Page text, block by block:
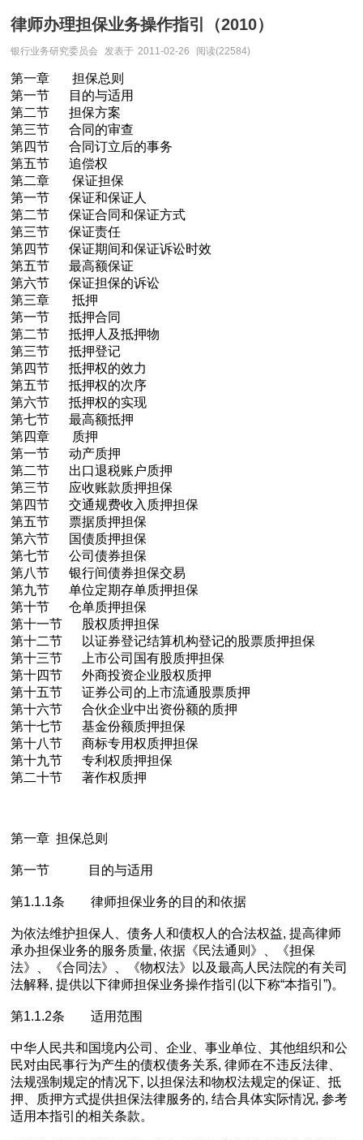
律师办理担保业务操作指引（2010）
银行业务研究委员会 发表于 2011-02-26 阅读(22584)
第一章 担保总则
第一节 目的与适用
第二节 担保方案
第三节 合同的审查
第四节 合同订立后的事务
第五节 追偿权
第二章 保证担保
第一节 保证和保证人
第二节 保证合同和保证方式
第三节 保证责任
第四节 保证期间和保证诉讼时效
第五节 最高额保证
第六节 保证担保的诉讼
第三章 抵押
第一节 抵押合同
第二节 抵押人及抵押物
第三节 抵押登记
第四节 抵押权的效力
第五节 抵押权的次序
第六节 抵押权的实现
第七节 最高额抵押
第四章 质押
第一节 动产质押
第二节 出口退税账户质押
第三节 应收账款质押担保
第四节 交通规费收入质押担保
第五节 票据质押担保
第六节 国债质押担保
第七节 公司债券担保
第八节 银行间债券担保交易
第九节 单位定期存单质押担保
第十节 仓单质押担保
第十一节 股权质押担保
第十二节 以证券登记结算机构登记的股票质押担保
第十三节 上市公司国有股质押担保
第十四节 外商投资企业股权质押
第十五节 证券公司的上市流通股票质押
第十六节 合伙企业中出资份额的质押
第十七节 基金份额质押担保
第十八节 商标专用权质押担保
第十九节 专利权质押担保
第二十节 著作权质押
第一章 担保总则
第一节 目的与适用
第1.1.1条 律师担保业务的目的和依据
为依法维护担保人、债务人和债权人的合法权益, 提高律师
承办担保业务的服务质量, 依据《民法通则》、《担保
法》、《合同法》、《物权法》以及最高人民法院的有关司
法解释, 提供以下律师担保业务操作指引(以下称“本指引”)。
第1.1.2条 适用范围
中华人民共和国境内公司、企业、事业单位、其他组织和公
民对由民事行为产生的债权债务关系, 律师在不违反法律、
法规强制规定的情况下, 以担保法和物权法规定的保证、抵
押、质押方式提供担保法律服务的, 结合具体实际情况, 参考
适用本指引的相关条款。